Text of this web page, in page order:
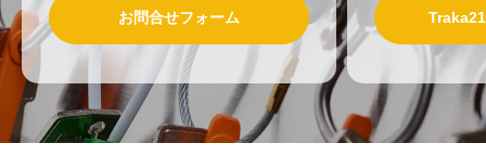
お問合せフォーム